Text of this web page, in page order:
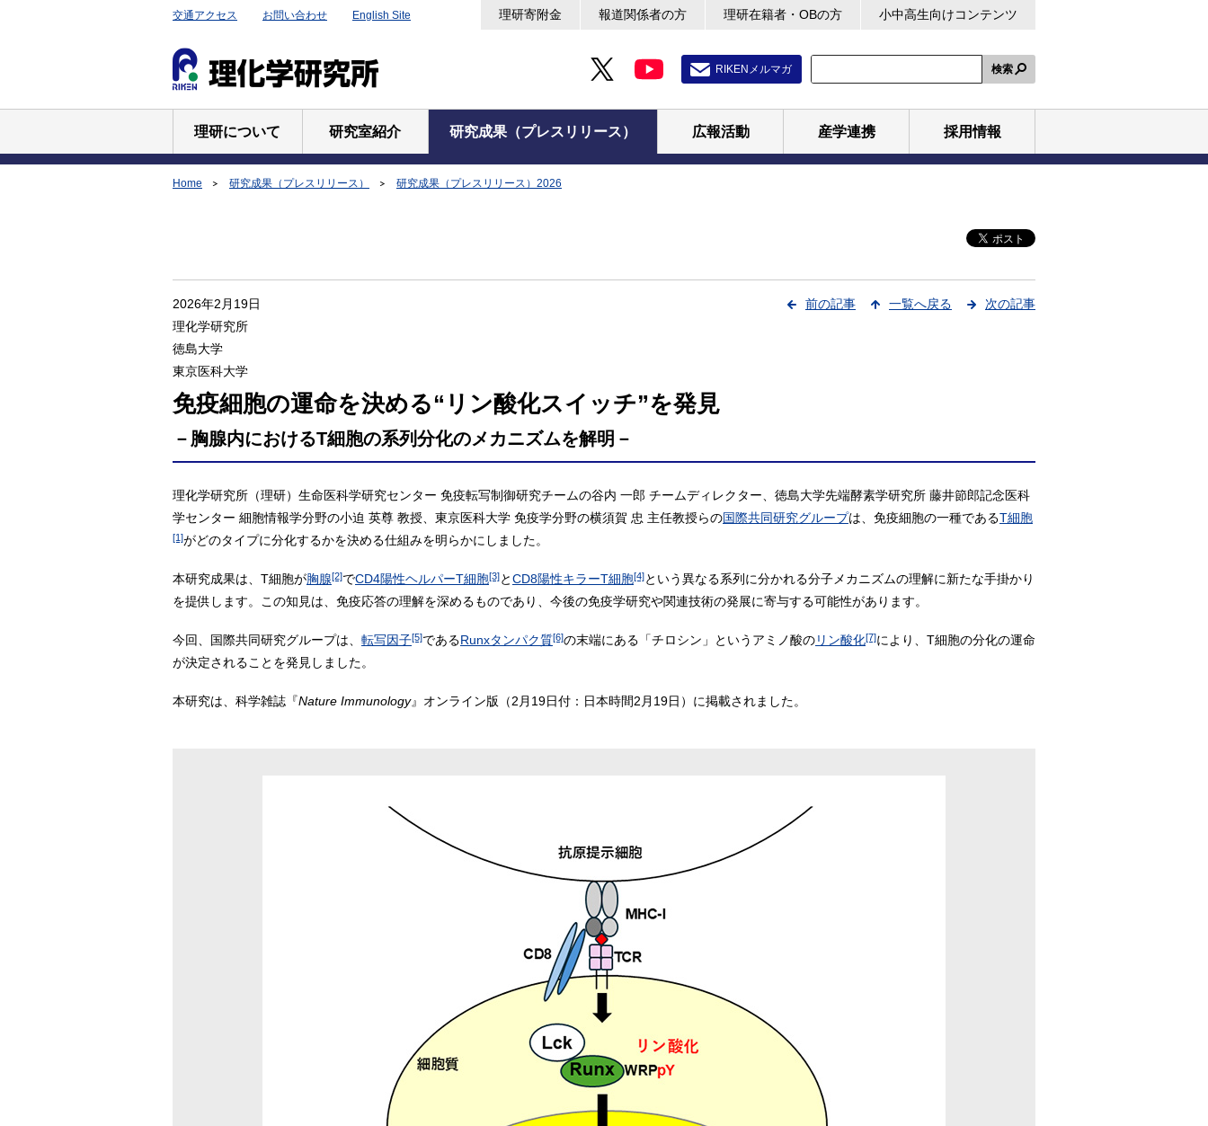
交通アクセス お問い合わせ English Site 理研寄附金 報道関係者の方 理研在籍者・OBの方 小中高生向けコンテンツ
RIKENメルマガ 検索
理研について 研究室紹介 研究成果（プレスリリース） 広報活動 産学連携 採用情報
Home 研究成果（プレスリリース） 研究成果（プレスリリース）2026
前の記事 一覧へ戻る 次の記事
2026年2月19日
理化学研究所
徳島大学
東京医科大学
免疫細胞の運命を決める“リン酸化スイッチ”を発見
－胸腺内におけるT細胞の系列分化のメカニズムを解明－
理化学研究所（理研）生命医科学研究センター 免疫転写制御研究チームの谷内 一郎 チームディレクター、徳島大学先端酵素学研究所 藤井節郎記念医科
学センター 細胞情報学分野の小迫 英尊 教授、東京医科大学 免疫学分野の横須賀 忠 主任教授らの国際共同研究グループは、免疫細胞の一種であるT細胞
[1]がどのタイプに分化するかを決める仕組みを明らかにしました。
本研究成果は、T細胞が胸腺[2]でCD4陽性ヘルパーT細胞[3]とCD8陽性キラーT細胞[4]という異なる系列に分かれる分子メカニズムの理解に新たな手掛かり
を提供します。この知見は、免疫応答の理解を深めるものであり、今後の免疫学研究や関連技術の発展に寄与する可能性があります。
今回、国際共同研究グループは、 転写因子[5]であるRunxタンパク質[6]の末端にある「チロシン」というアミノ酸のリン酸化[7]により、T細胞の分化の運命
が決定されることを発見しました。
本研究は、科学雑誌『Nature Immunology』オンライン版（2月19日付：日本時間2月19日）に掲載されました。